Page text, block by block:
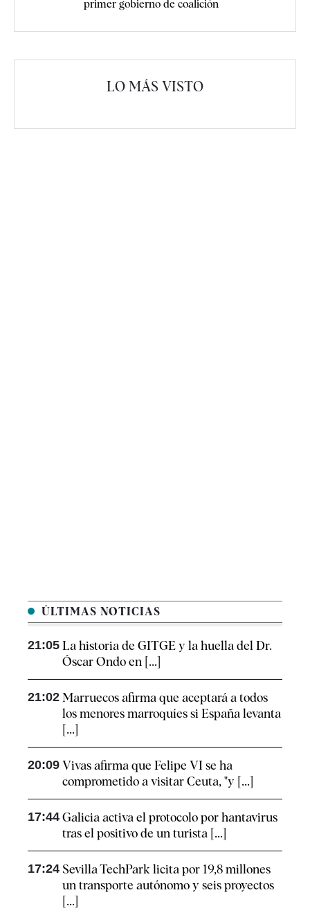
primer gobierno de coalición
LO MÁS VISTO
ÚLTIMAS NOTICIAS
21:05 La historia de GITGE y la huella del Dr.
Óscar Ondo en [...]
21:02 Marruecos afirma que aceptará a todos
los menores marroquíes si España levanta
[...]
20:09 Vivas afirma que Felipe VI se ha
comprometido a visitar Ceuta, "y [...]
17:44 Galicia activa el protocolo por hantavirus
tras el positivo de un turista [...]
17:24 Sevilla TechPark licita por 19,8 millones
un transporte autónomo y seis proyectos
[...]